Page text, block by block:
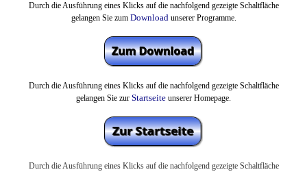
Durch die Ausführung eines Klicks auf die nachfolgend gezeigte Schaltfläche
gelangen Sie zum Download unserer Programme.
Durch die Ausführung eines Klicks auf die nachfolgend gezeigte Schaltfläche
gelangen Sie zur Startseite unserer Homepage.
Durch die Ausführung eines Klicks auf die nachfolgend gezeigte Schaltfläche